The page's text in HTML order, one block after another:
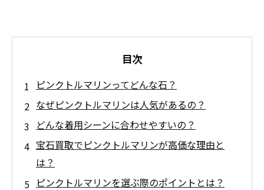
目次
ピンクトルマリンってどんな石？
なぜピンクトルマリンは人気があるの？
どんな着用シーンに合わせやすいの？
宝石買取でピンクトルマリンが高価な理由と
は？
ピンクトルマリンを選ぶ際のポイントとは？